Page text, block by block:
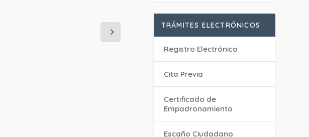
TRÁMITES ELECTRÓNICOS
Registro Electrónico
Cita Previa
Certificado de
Empadronamiento
Escaño Ciudadano